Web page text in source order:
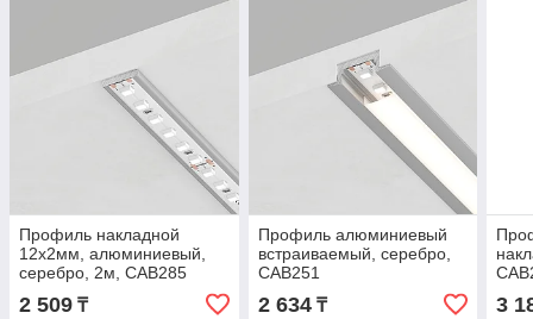
Профиль накладной
12х2мм, алюминиевый,
серебро, 2м, CAB285
2 509 ₸
Профиль алюминиевый
встраиваемый, серебро,
CAB251
2 634₸ 3